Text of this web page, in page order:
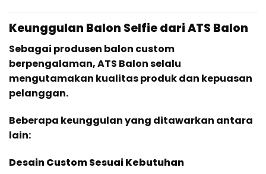
Keunggulan Balon Selfie dari ATS Balon
Sebagai produsen balon custom
berpengalaman, ATS Balon selalu
mengutamakan kualitas produk dan kepuasan
pelanggan.
Beberapa keunggulan yang ditawarkan antara
lain:
Desain Custom Sesuai Kebutuhan